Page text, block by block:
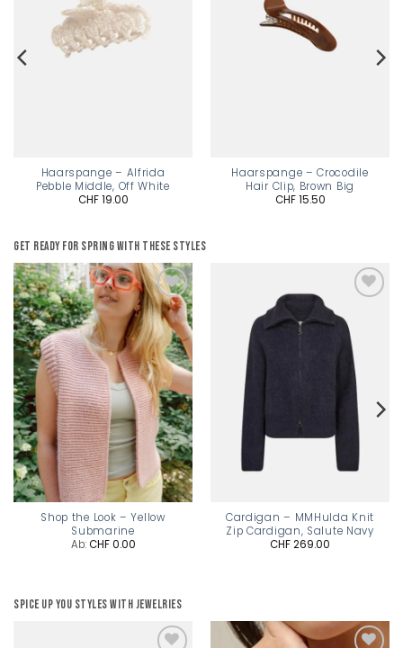
Haarspange – Alfrida
Pebble Middle, Off White
CHF19.00
Haarspange – Crocodile
Hair Clip, Brown Big
CHF15.50
Get ready for spring with these styles
Add to
wishlist
Shop the Look – Yellow
Submarine
Ab:CHF0.00
wishlist
Cardigan – MMHulda Knit
Zip Cardigan, Salute Navy
CHF269.00
Spice up you styles with jewelries